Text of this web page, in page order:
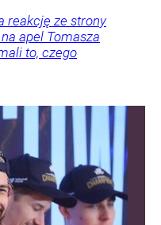
reakcję ze strony
apel Tomasza
to, czego